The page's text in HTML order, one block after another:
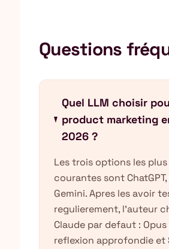
Questions
Quel LLM choisir
product marketing
2026 ?
Les trois options les plus
courantes sont
Gemini. Apres les avoir
regulierement, l'auteur
Claude par defaut :
reflexion approfondie et